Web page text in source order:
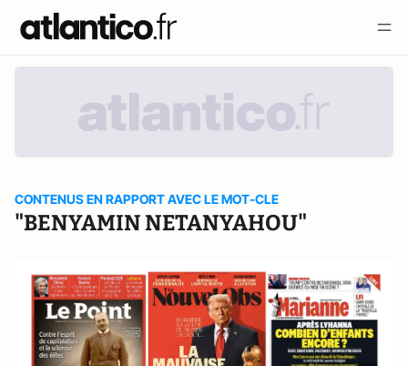
CONTENUS EN RAPPORT AVEC LE MOT-CLE
"BENYAMIN NETANYAHOU"